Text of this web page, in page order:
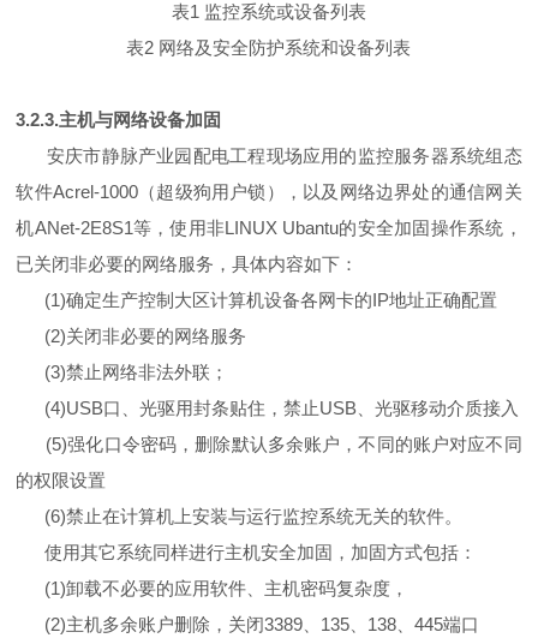
表1 监控系统或设备列表
表2 网络及安全防护系统和设备列表
3.2.3.主机与网络设备加固
安庆市静脉产业园配电工程现场应用的监控服务器系统组态
软件Acrel-1000（超级狗用户锁），以及网络边界处的通信网关
机ANet-2E8S1等，使用非LINUX Ubantu的安全加固操作系统，
已关闭非必要的网络服务，具体内容如下：
(1)确定生产控制大区计算机设备各网卡的IP地址正确配置
(2)关闭非必要的网络服务
(3)禁止网络非法外联；
(4)USB口、光驱用封条贴住，禁止USB、光驱移动介质接入
(5)强化口令密码，删除默认多余账户，不同的账户对应不同
的权限设置
(6)禁止在计算机上安装与运行监控系统无关的软件。
使用其它系统同样进行主机安全加固，加固方式包括：
(1)卸载不必要的应用软件、主机密码复杂度，
(2)主机多余账户删除，关闭3389、135、138、445端口